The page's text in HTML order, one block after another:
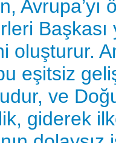
Avrupa’yı
Başkası
oluşturur.
eşitsiz
ve
giderek